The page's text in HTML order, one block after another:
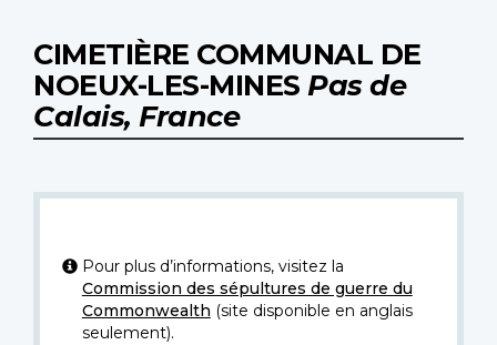
CIMETIÈRE COMMUNAL DE
NOEUX-LES-MINES Pas de
Calais, France
Pour plus d’informations, visitez la
Commission des sépultures de guerre du
Commonwealth (site disponible en anglais
seulement).